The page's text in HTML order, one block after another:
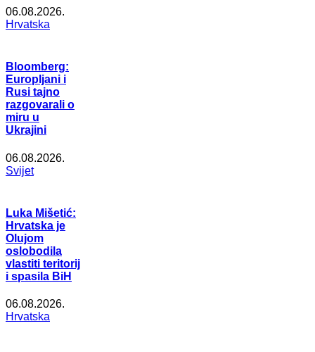
06.08.2026.
Hrvatska
Bloomberg:
Europljani i
Rusi tajno
razgovarali o
miru u
Ukrajini
06.08.2026.
Svijet
Luka Mišetić:
Hrvatska je
Olujom
oslobodila
vlastiti teritorij
i spasila BiH
06.08.2026.
Hrvatska